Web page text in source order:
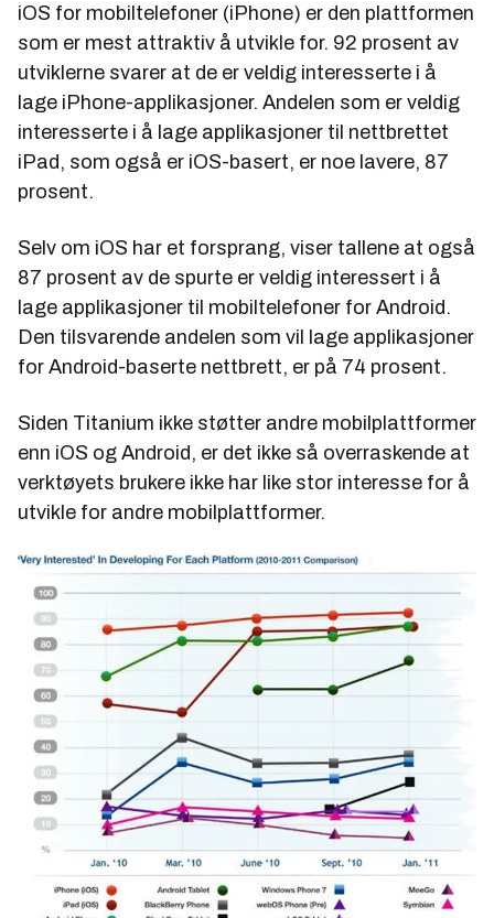
iOS for mobiltelefoner (iPhone) er den plattformen
som er mest attraktiv å utvikle for. 92 prosent av
utviklerne svarer at de er veldig interesserte i å
lage iPhone-applikasjoner. Andelen som er veldig
interesserte i å lage applikasjoner til nettbrettet
iPad, som også er iOS-basert, er noe lavere, 87
prosent.
Selv om iOS har et forsprang, viser tallene at også
87 prosent av de spurte er veldig interessert i å
lage applikasjoner til mobiltelefoner for Android.
Den tilsvarende andelen som vil lage applikasjoner
for Android-baserte nettbrett, er på 74 prosent.
Siden Titanium ikke støtter andre mobilplattformer
enn iOS og Android, er det ikke så overraskende at
verktøyets brukere ikke har like stor interesse for å
utvikle for andre mobilplattformer.